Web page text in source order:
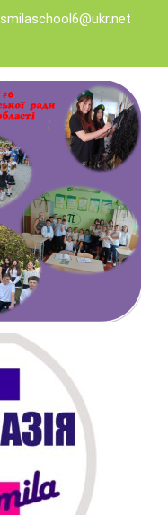
smilaschool6@ukr.net